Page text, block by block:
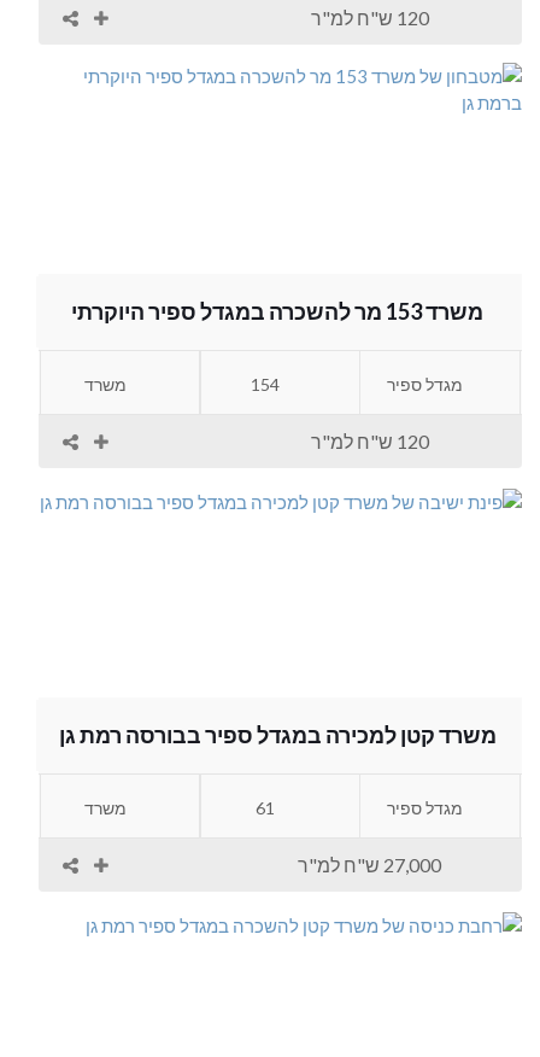
120 ש"ח למ"ר
משרד 153 מר להשכרה במגדל ספיר היוקרתי
מגדל ספיר 154 משרד
120 ש"ח למ"ר
משרד קטן למכירה במגדל ספיר בבורסה רמת גן
מגדל ספיר 61 משרד
27,000 ש"ח למ"ר